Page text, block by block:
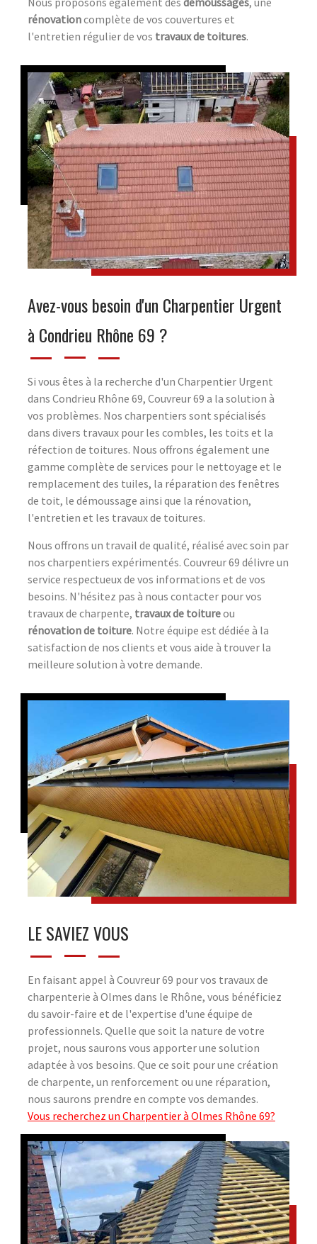
rénovationcomplète de vos couvertures et
l'entretien régulier de vos travaux de toitures.
Avez-vous besoin d'un Charpentier Urgent
à Condrieu Rhône 69 ?
Si vous êtes à la recherche d'un Charpentier Urgent
dans Condrieu Rhône 69, Couvreur 69 a la solution à
vos problèmes. Nos charpentiers sont spécialisés
dans divers travaux pour les combles, les toits et la
réfection de toitures. Nous offrons également une
gamme complète de services pour le nettoyage et le
remplacement des tuiles, la réparation des fenêtres
de toit, le démoussage ainsi que la rénovation,
l'entretien et les travaux de toitures.
Nous offrons un travail de qualité, réalisé avec soin par
nos charpentiers expérimentés. Couvreur 69 délivre un
service respectueux de vos informations et de vos
besoins. N'hésitez pas à nous contacter pour vos
travaux de charpente, travaux de toitureou
rénovation de toiture. Notre équipe est dédiée à la
satisfaction de nos clients et vous aide à trouver la
meilleure solution à votre demande.
LE SAVIEZ VOUS
En faisant appel à Couvreur 69 pour vos travaux de
charpenterie à Olmes dans le Rhône, vous bénéficiez
du savoir-faire et de l'expertise d'une équipe de
professionnels. Quelle que soit la nature de votre
projet, nous saurons vous apporter une solution
adaptée à vos besoins. Que ce soit pour une création
de charpente, un renforcement ou une réparation,
nous saurons prendre en compte vos demandes.
Vous recherchez un Charpentier à Olmes Rhône 69?